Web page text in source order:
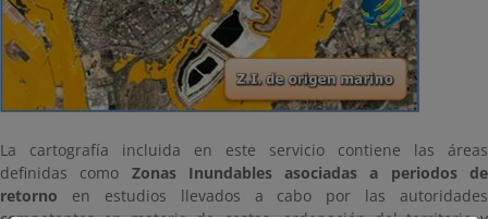
La cartografía incluida en este servicio contiene las áreas
definidas como Zonas Inundables asociadas a periodos de
retorno en estudios llevados a cabo por las autoridades